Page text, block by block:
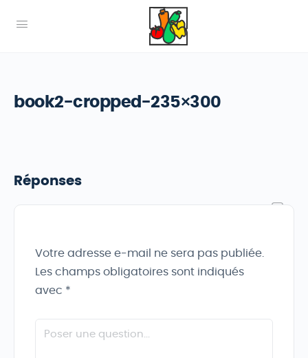
book2-cropped-235×300
Réponses
Votre adresse e-mail ne sera pas publiée.
Les champs obligatoires sont indiqués
avec *